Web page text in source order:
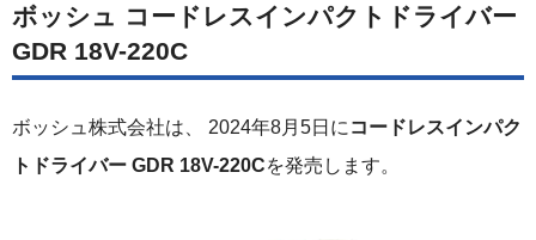
ボッシュ コードレスインパクトドライバー
GDR 18V-220C
ボッシュ株式会社は、 2024年8月5日に コードレスインパク
トドライバー GDR 18V-220Cを発売します。